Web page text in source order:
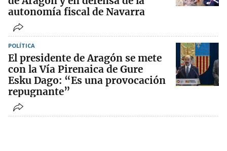
autonomía fiscal de Navarra
POLÍTICA
El presidente de Aragón se mete
con la Vía Pirenaica de Gure
Esku Dago: “Es una provocación
repugnante”